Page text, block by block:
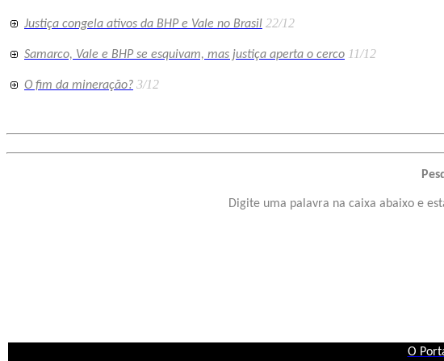
Justiça congela ativos da BHP e Vale no Brasil 22/12
Samarco, Vale e BHP se esquivam, mas justiça aperta o cerco 11/12
O fim da mineração? 3/12
Digite uma palavra na caixa abaixo e
O